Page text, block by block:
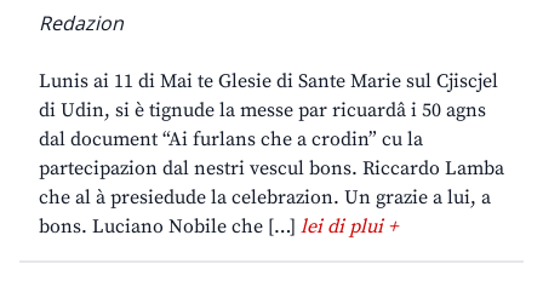
Redazion
Lunis ai 11 di Mai te Glesie di Sante Marie sul Cjiscjel
di Udin, si è tignude la messe par ricuardâ i 50 agns
dal document “Ai furlans che a crodin” cu la
partecipazion dal nestri vescul bons. Riccardo Lamba
che al à presiedude la celebrazion. Un grazie a lui, a
bons. Luciano Nobile che […] lei di plui +